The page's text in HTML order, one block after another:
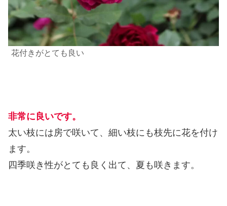
花付きがとても良い
非常に良いです。
太い枝には房で咲いて、細い枝にも枝先に花を付け
ます。
四季咲き性がとても良く出て、夏も咲きます。